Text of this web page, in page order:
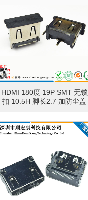
HDMI 180度 19P SMT 无锁
扣 10.5H 脚长2.7 加防尘盖